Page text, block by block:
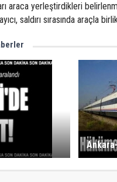
araca yerleştirdikleri
saldırı sırasında araçla